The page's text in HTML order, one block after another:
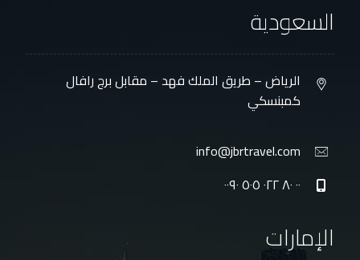
السعودية
الرياض – طريق الملك فهد – مقابل برج رافال
كمبنسكي
info@jbrtravel.com
٠٠ ٨٠ ٠٢٢ ٥٠٥ ٠٠٩٠
الإمارات